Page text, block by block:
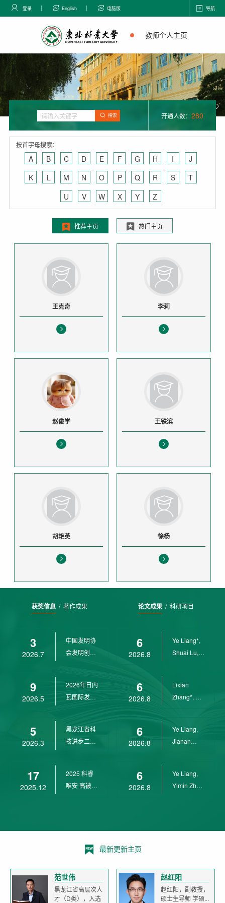
登录 English 电脑版 导航
教师个人主页
搜索 开通人数： 280
按首字母搜索：
A B C D E F G H I
J
K
L M N O P Q R S
T
U
V W X Y Z
推荐主页 热门主页
王克奇 李莉
赵俊学 王铁滨
胡艳英 徐杨
获奖信息/ 著作成果
3
2026.7
中国发明协
会发明创业
9
2026.5
2026年日内
瓦国际发明
5
2026.3
黑龙江省科
技进步二等
17
2025.12
2025 科睿
唯安 高被引
论文成果/ 科研项目
6
2026.8
Ye Liang*,
Shuai Lu,
6
2026.8
Lixian
Zhang*, Ye
6
2026.8
Ye Liang,
Jianan
6
2026.8
Ye Liang,
Yimin Zhu,
最新更新主页
范世伟
黑龙江省高层次人
才（D类），入选
赵红阳
赵红阳，副教授，
硕士生导师 学硕...